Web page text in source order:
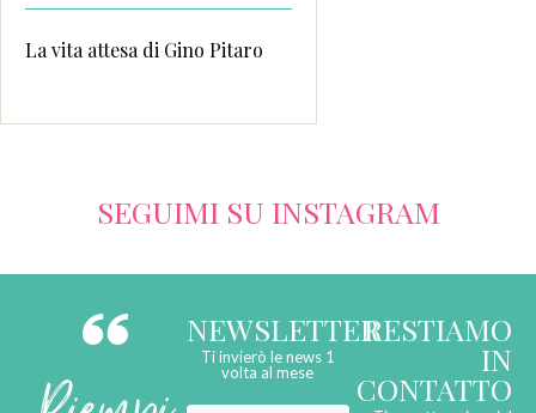
La vita attesa di Gino Pitaro
SEGUIMI SU INSTAGRAM
NEWSLETTER
Ti invierò le news 1
volta al mese
RESTIAMO
IN
CONTATTO